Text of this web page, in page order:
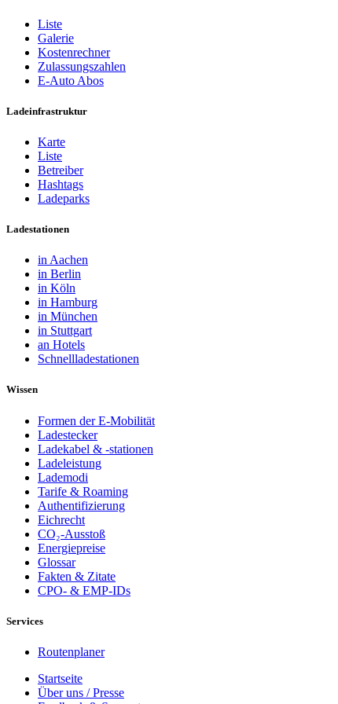
Liste
Galerie
Kostenrechner
Zulassungszahlen
E-Auto Abos
Ladeinfrastruktur
Karte
Liste
Betreiber
Hashtags
Ladeparks
Ladestationen
in Aachen
in Berlin
in Köln
in Hamburg
in München
in Stuttgart
an Hotels
Schnellladestationen
Wissen
Formen der E-Mobilität
Ladestecker
Ladekabel & -stationen
Ladeleistung
Lademodi
Tarife & Roaming
Authentifizierung
Eichrecht
CO₂-Ausstoß
Energiepreise
Glossar
Fakten & Zitate
CPO- & EMP-IDs
Services
Routenplaner
Startseite
Über uns / Presse